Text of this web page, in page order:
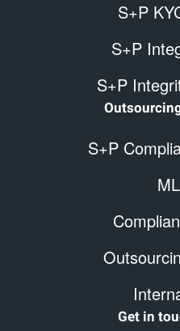
S+P
S+P
S+P
S+P
Get in